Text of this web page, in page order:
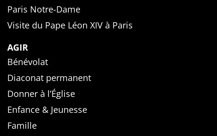
Paris Notre-Dame
Visite du Pape Léon XIV à Paris
AGIR
Bénévolat
Diaconat permanent
Donner à l’Église
Enfance & Jeunesse
Famille